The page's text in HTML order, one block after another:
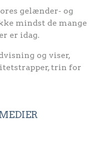
gelænder- og
mindst de mange
er idag.
og viser,
trin for